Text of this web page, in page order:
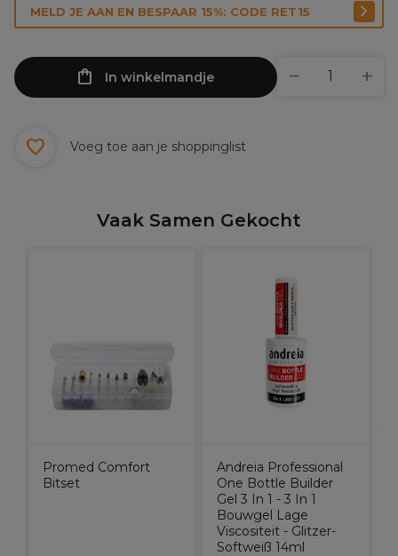
MELD JE AAN EN BESPAAR 15%: CODE RET15
In winkelmandje
Voeg toe aan je shoppinglist
Vaak Samen Gekocht
Promed Comfort
Bitset
Andreia Professional
One Bottle Builder
Gel 3 In 1 - 3 In 1
Bouwgel Lage
Viscositeit - Glitzer-
Softweiß 14ml